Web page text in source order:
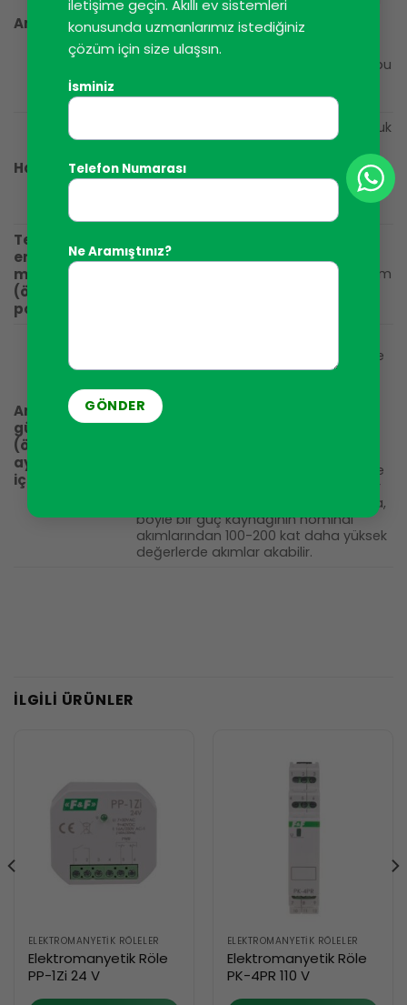
iletişime geçin. Akıllı ev sistemleri
konusunda uzmanlarımız istediğiniz
çözüm için size ulaşsın.
İsminiz
Telefon Numarası
Ne Aramıştınız?
Ampuller
yaklaşık 40 Ohm’dur, bu da en kötü
durumda, açıldığında en az birkaç
milisaniye boyunca içinden yaklaşık
5,5 A akım geçeceği anlamına gelir, bu
değer olan yaklaşık 0,4 A’ya düşer.
Halojenler
Normal bir ampulde olduğu gibi, soğuk
halojen ampulün direnci çalışan bir
ampulün direncinden 16-20 kat daha
düşüktür. Bu, 230V/100W’lık bir ampul
için, ampul açıldığında 6,5-8 A’lik bir
akımın akabileceği anlamına gelir.
Tek fazlı
endüksiyon
motoru
(örneğin
pompa)
Motorun başlangıç akımı nominal
akımın 5-10 katına kadar çıkabilir. Ek
olarak, bu tür motorlar, başlangıç akım
Anahtarlamalı
güç kaynağı
(örn. LED
aydınlatma
için)
ampuller, enerji tasarruflu ampuller ve
floresan lamba kontrolörleri dahil
olmak üzere giderek daha fazla
elektrikli cihazda kullanılmaktadır. Bu
aynı zamanda mümkün olan en kötü
açıldığında pratik olarak bir kısa devre
oluşturan kapasitörlerin bulunmasıdır
– birkaç milisaniyelik bir süre boyunca,
böyle bir güç kaynağının nominal
akımlarından 100-200 kat daha yüksek
değerlerde akımlar akabilir.
İLGILI ÜRÜNLER
ELEKTROMANYETIK RÖLELER
Elektromanyetik Röle
PP-1Zi 24 V
ELEKTROMANYETIK RÖLELER
Elektromanyetik Röle
PK-4PR 110 V